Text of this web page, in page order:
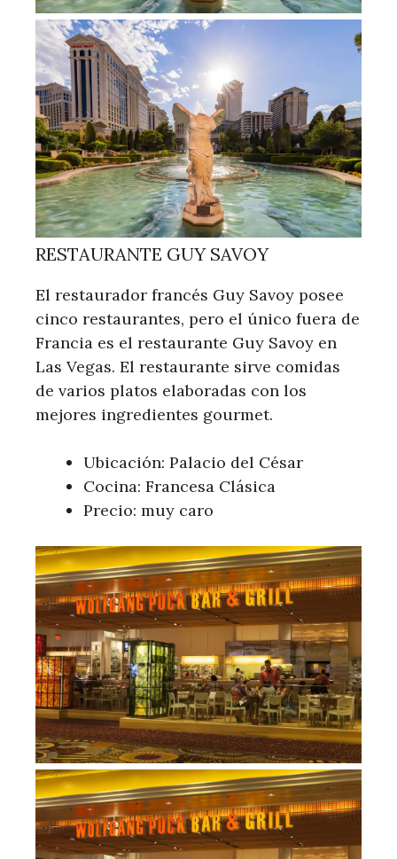
RESTAURANTE GUY SAVOY
El restaurador francés Guy Savoy posee
cinco restaurantes, pero el único fuera de
Francia es el restaurante Guy Savoy en
Las Vegas. El restaurante sirve comidas
de varios platos elaboradas con los
mejores ingredientes gourmet.
Ubicación: Palacio del César
Cocina: Francesa Clásica
Precio: muy caro